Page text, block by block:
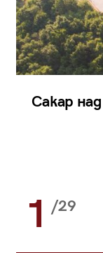
Сакар
1 /29